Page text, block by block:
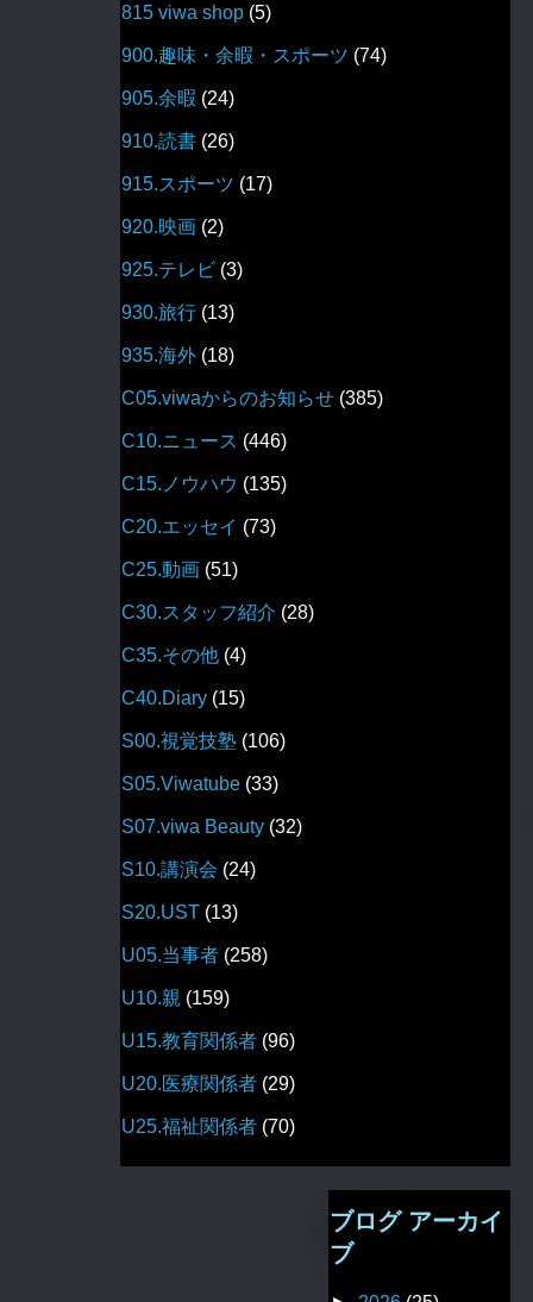
815 viwa shop (5)
900.趣味・余暇・スポーツ (74)
905.余暇 (24)
910.読書 (26)
915.スポーツ (17)
920.映画 (2)
925.テレビ (3)
930.旅行 (13)
935.海外 (18)
C05.viwaからのお知らせ (385)
C10.ニュース (446)
C15.ノウハウ (135)
C20.エッセイ (73)
C25.動画 (51)
C30.スタッフ紹介 (28)
C35.その他 (4)
C40.Diary (15)
S00.視覚技塾 (106)
S05.Viwatube (33)
S07.viwa Beauty (32)
S10.講演会 (24)
S20.UST (13)
U05.当事者 (258)
U10.親 (159)
U15.教育関係者 (96)
U20.医療関係者 (29)
U25.福祉関係者 (70)
ブログ アーカイ
ブ